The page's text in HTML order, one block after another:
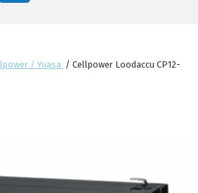
/ Yuasa / Cellpower Loodaccu CP12-